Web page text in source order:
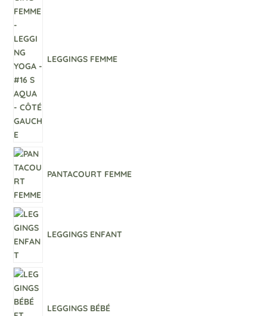
LEGGINGS FEMME
PANTACOURT FEMME
LEGGINGS ENFANT
LEGGINGS BÉBÉ